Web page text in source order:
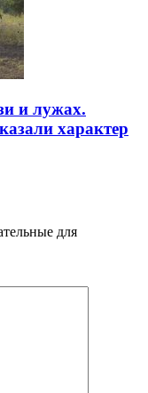
и лужах.
характер
для